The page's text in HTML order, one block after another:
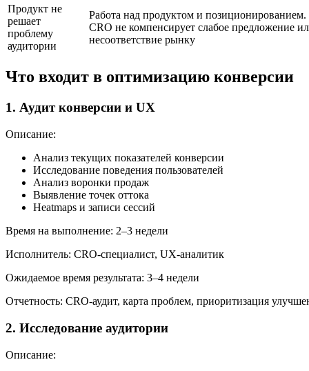
Продукт не
решает
проблему
аудитории
Работа над продуктом и позиционированием.
CRO не компенсирует слабое предложение
несоответствие рынку
Что входит в оптимизацию конверсии
1. Аудит конверсии и UX
Описание:
Анализ текущих показателей конверсии
Исследование поведения пользователей
Анализ воронки продаж
Выявление точек оттока
Heatmaps и записи сессий
Время на выполнение: 2–3 недели
Исполнитель: CRO-специалист, UX-аналитик
Ожидаемое время результата: 3–4 недели
Отчетность: CRO-аудит, карта проблем, приоритизация
2. Исследование аудитории
Описание: